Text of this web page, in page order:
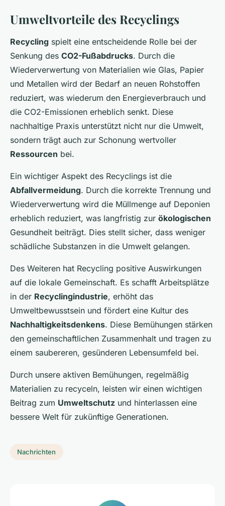
Umweltvorteile des Recyclings
Recycling spielt eine entscheidende Rolle bei der
Senkung des CO2-Fußabdrucks. Durch die
Wiederverwertung von Materialien wie Glas, Papier
und Metallen wird der Bedarf an neuen Rohstoffen
reduziert, was wiederum den Energieverbrauch und
die CO2-Emissionen erheblich senkt. Diese
nachhaltige Praxis unterstützt nicht nur die Umwelt,
sondern trägt auch zur Schonung wertvoller
Ressourcen bei.
Ein wichtiger Aspekt des Recyclings ist die
Abfallvermeidung. Durch die korrekte Trennung und
Wiederverwertung wird die Müllmenge auf Deponien
erheblich reduziert, was langfristig zur ökologischen
Gesundheit beiträgt. Dies stellt sicher, dass weniger
schädliche Substanzen in die Umwelt gelangen.
Des Weiteren hat Recycling positive Auswirkungen
auf die lokale Gemeinschaft. Es schafft Arbeitsplätze
in der Recyclingindustrie, erhöht das
Umweltbewusstsein und fördert eine Kultur des
Nachhaltigkeitsdenkens. Diese Bemühungen stärken
den gemeinschaftlichen Zusammenhalt und tragen zu
einem saubereren, gesünderen Lebensumfeld bei.
Durch unsere aktiven Bemühungen, regelmäßig
Materialien zu recyceln, leisten wir einen wichtigen
Beitrag zum Umweltschutz und hinterlassen eine
bessere Welt für zukünftige Generationen.
Nachrichten